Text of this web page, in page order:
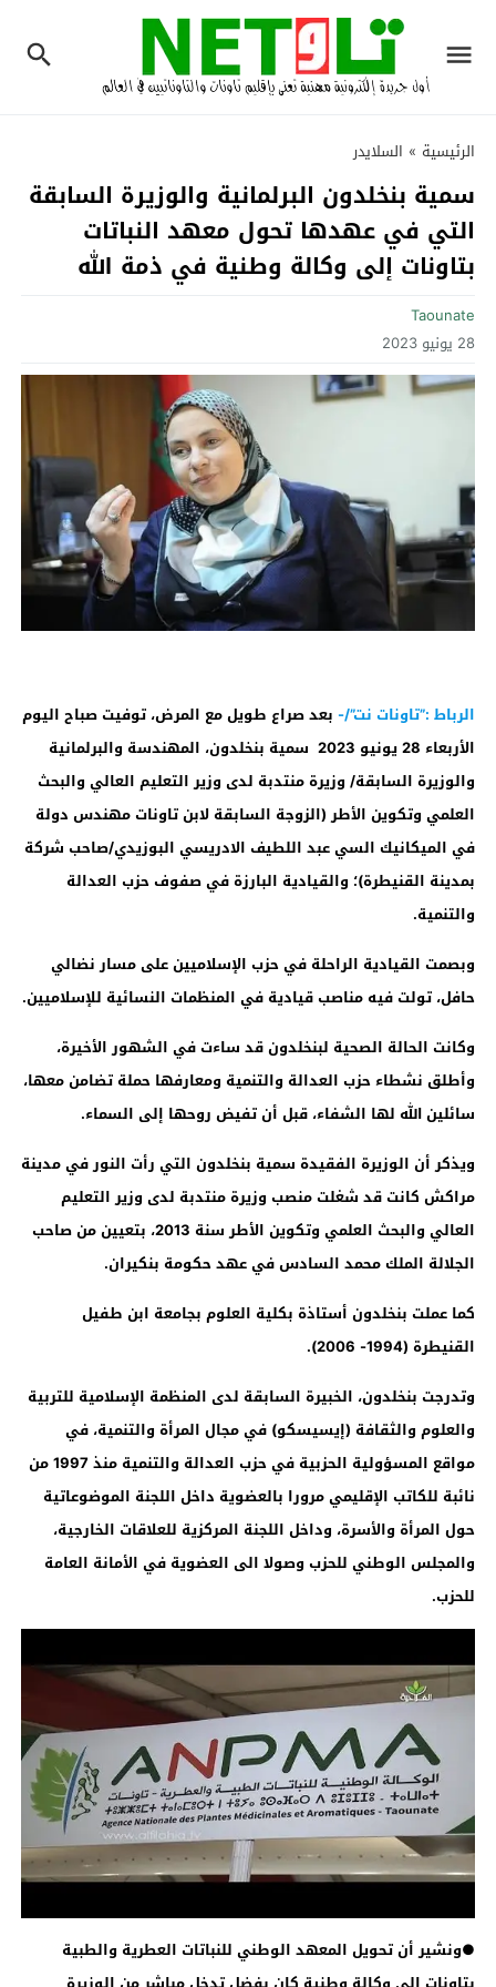
الرئيسية » السلايدر
سمية بنخلدون البرلمانية والوزيرة السابقة
التي في عهدها تحول معهد النباتات
بتاونات إلى وكالة وطنية في ذمة الله
Taounate
28 يونيو 2023
الرباط :”تاونات نت”/- بعد صراع طويل مع المرض، توفيت صباح اليوم
الأربعاء 28 يونيو 2023 سمية بنخلدون، المهندسة والبرلمانية
والوزيرة السابقة/ وزيرة منتدبة لدى وزير التعليم العالي والبحث
العلمي وتكوين الأطر (الزوجة السابقة لابن تاونات مهندس دولة
في الميكانيك السي عبد اللطيف الادريسي البوزيدي/صاحب شركة
بمدينة القنيطرة)؛ والقيادية البارزة في صفوف حزب العدالة
والتنمية.
وبصمت القيادية الراحلة في حزب الإسلاميين على مسار نضالي
حافل، تولت فيه مناصب قيادية في المنظمات النسائية للإسلاميين.
وكانت الحالة الصحية لبنخلدون قد ساءت في الشهور الأخيرة،
وأطلق نشطاء حزب العدالة والتنمية ومعارفها حملة تضامن معها،
سائلين الله لها الشفاء، قبل أن تفيض روحها إلى السماء.
ويذكر أن الوزيرة الفقيدة سمية بنخلدون التي رأت النور في مدينة
مراكش كانت قد شغلت منصب وزيرة منتدبة لدى وزير التعليم
العالي والبحث العلمي وتكوين الأطر سنة 2013، بتعيين من صاحب
الجلالة الملك محمد السادس في عهد حكومة بنكيران.
كما عملت بنخلدون أستاذة بكلية العلوم بجامعة ابن طفيل
القنيطرة(1994- 2006)
.
وتدرجت بنخلدون، الخبيرة السابقة لدى المنظمة الإسلامية للتربية
والعلوم والثقافة (إيسيسكو) في مجال المرأة والتنمية، في
مواقع المسؤولية الحزبية في حزب العدالة والتنمية منذ 1997 من
نائبة للكاتب الإقليمي مرورا بالعضوية داخل اللجنة الموضوعاتية
حول المرأة والأسرة، وداخل اللجنة المركزية للعلاقات الخارجية،
والمجلس الوطني للحزب وصولا الى العضوية في الأمانة العامة
للحزب.
●ونشير أن تحويل المعهد الوطني للنباتات العطرية والطبية